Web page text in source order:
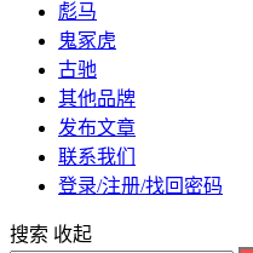
彪马
鬼冢虎
古驰
其他品牌
发布文章
联系我们
登录/注册/找回密码
搜索 收起